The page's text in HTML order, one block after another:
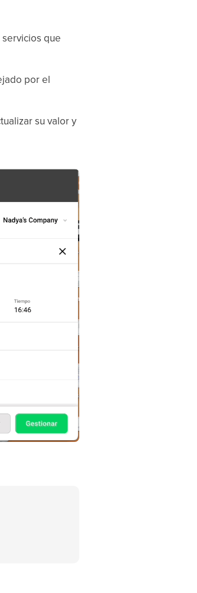
que
por el
su valor y